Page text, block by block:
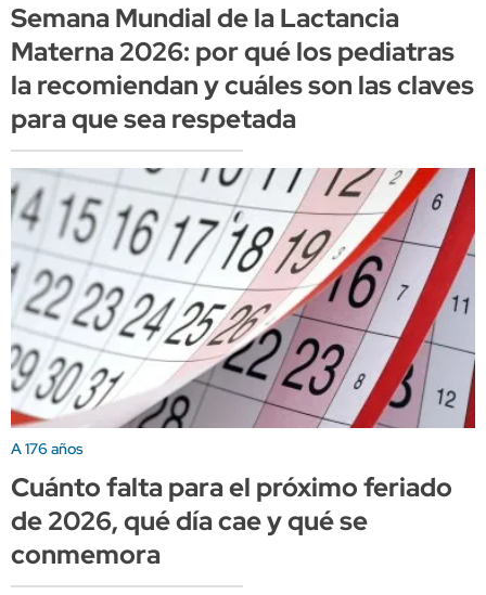
Semana Mundial de la Lactancia
Materna 2026: por qué los pediatras
la recomiendan y cuáles son las claves
para que sea respetada
A 176 años
Cuánto falta para el próximo feriado
de 2026, qué día cae y qué se
conmemora